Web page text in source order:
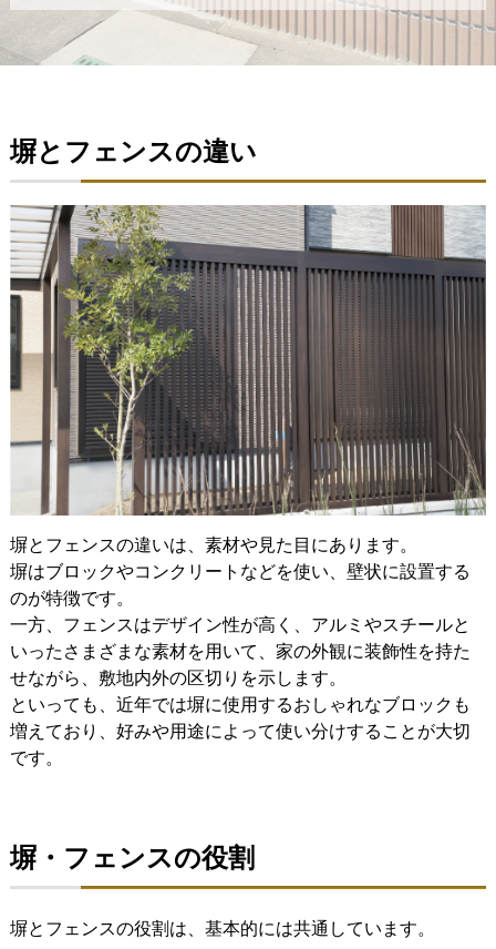
塀とフェンスの違い
塀とフェンスの違いは、素材や見た目にあります。
塀はブロックやコンクリートなどを使い、壁状に設置する
のが特徴です。
一方、フェンスはデザイン性が高く、アルミやスチールと
いったさまざまな素材を用いて、家の外観に装飾性を持た
せながら、敷地内外の区切りを示します。
といっても、近年では塀に使用するおしゃれなブロックも
増えており、好みや用途によって使い分けすることが大切
です。
塀・フェンスの役割
塀とフェンスの役割は、基本的には共通しています。